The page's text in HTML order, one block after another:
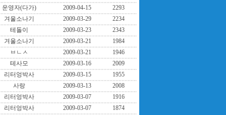
운영자(다가) 2009-04-15
2293
겨울소나기 2009-03-29
2234
테돌이 2009-03-23
2343
겨울소나기 2009-03-21
1984
ㅂㄴㅅ 2009-03-21
1946
테사모 2009-03-16
2009
리터엉박사 2009-03-15
1955
사랑 2009-03-13
2008
리터엉박사 2009-03-07
1916
리터엉박사 2009-03-07
1874